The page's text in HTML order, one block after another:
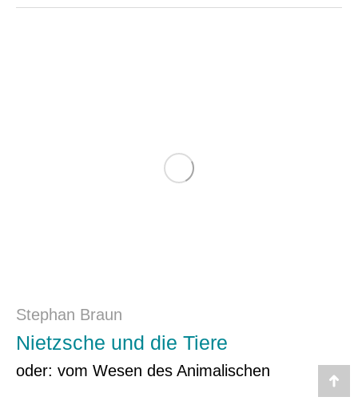
Stephan Braun
Nietzsche und die Tiere
oder: vom Wesen des Animalischen
Go